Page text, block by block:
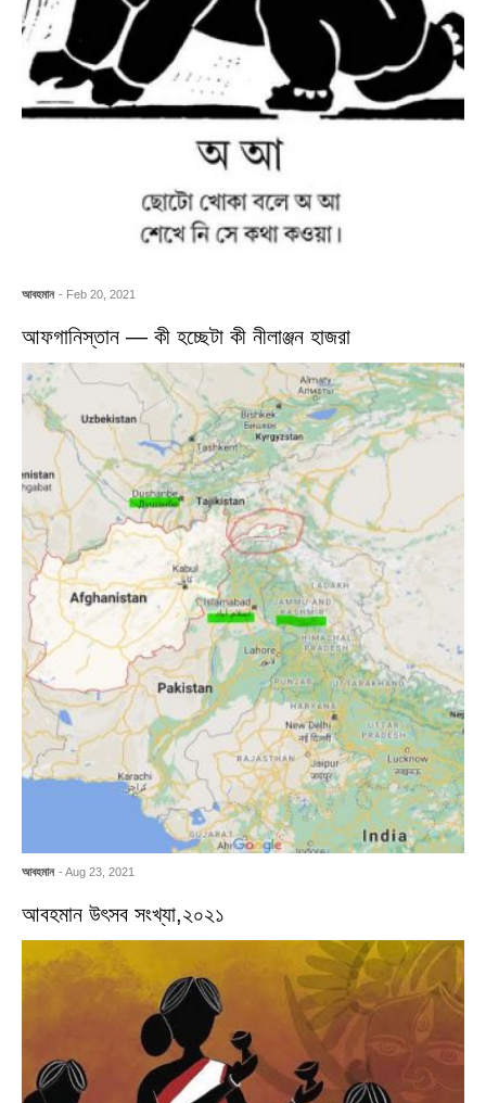
আবহমান - Feb 20, 2021
আফগানিস্তান — কী হচ্ছেটা কী নীলাঞ্জন হাজরা
আবহমান - Aug 23, 2021
আবহমান উৎসব সংখ্যা,২০২১